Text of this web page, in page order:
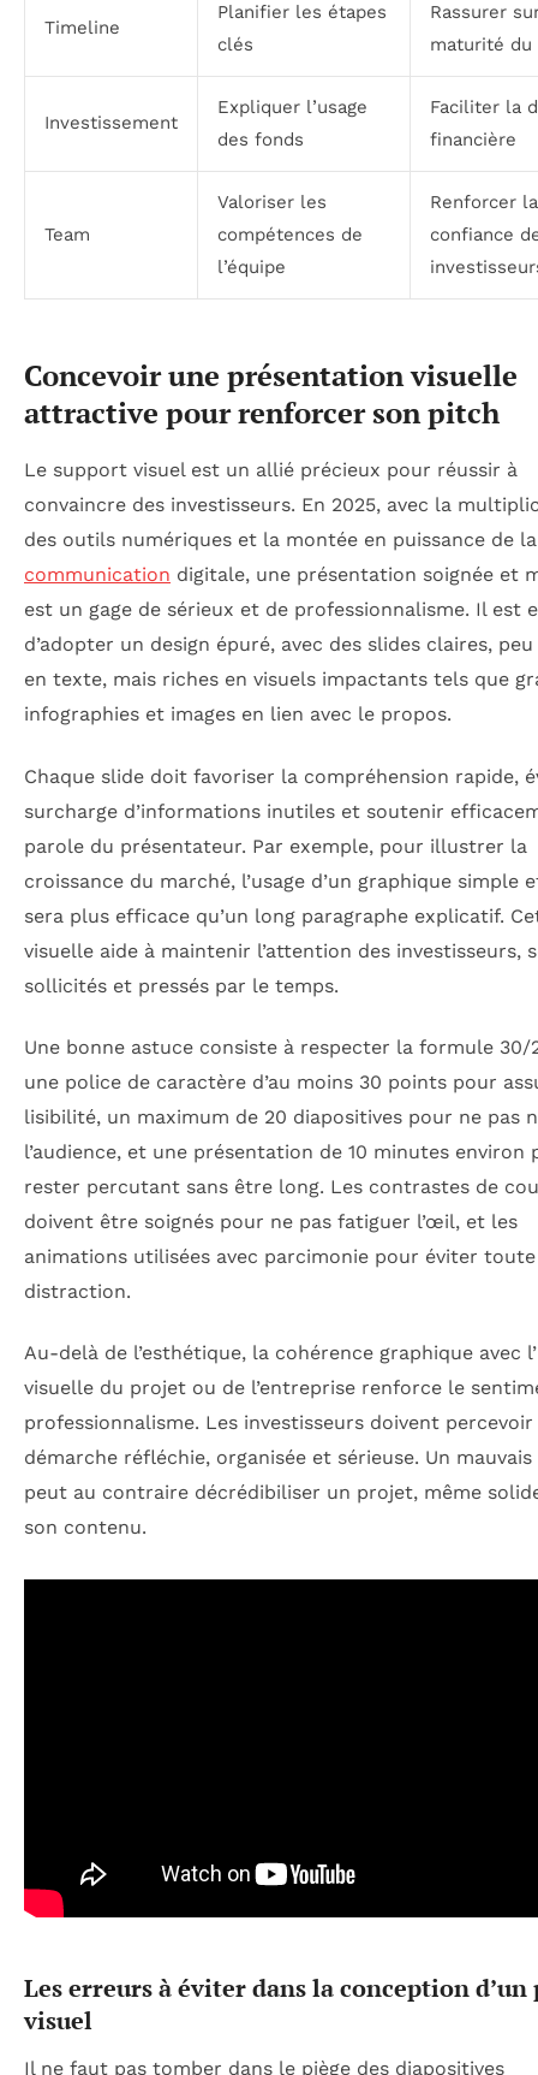
Timeline
Planifier les étapes
clés
Rassurer
maturité du
Investissement
Expliquer l’usage
des fonds
Faciliter la
financière
Team
Valoriser les
compétences de
l’équipe
Renforcer la
confiance
Concevoir une présentation visuelle
attractive pour renforcer son pitch
Le support visuel est un allié précieux pour réussir à
convaincre des investisseurs. En 2025, avec la
des outils numériques et la montée en puissance de la
communication digitale, une présentation soignée et
est un gage de sérieux et de professionnalisme. Il est
d’adopter un design épuré, avec des slides claires,
en texte, mais riches en visuels impactants tels que
infographies et images en lien avec le propos.
Chaque slide doit favoriser la compréhension rapide,
surcharge d’informations inutiles et soutenir
parole du présentateur. Par exemple, pour illustrer la
croissance du marché, l’usage d’un graphique simple
sera plus efficace qu’un long paragraphe explicatif.
visuelle aide à maintenir l’attention des investisseurs,
sollicités et pressés par le temps.
Une bonne astuce consiste à respecter la formule 30/
une police de caractère d’au moins 30 points pour
lisibilité, un maximum de 20 diapositives pour ne pas
l’audience, et une présentation de 10 minutes environ
rester percutant sans être long. Les contrastes de
doivent être soignés pour ne pas fatiguer l’œil, et les
animations utilisées avec parcimonie pour éviter toute
distraction.
Au-delà de l’esthétique, la cohérence graphique avec
visuelle du projet ou de l’entreprise renforce le
professionnalisme. Les investisseurs doivent percevoir
démarche réfléchie, organisée et sérieuse. Un mauvais
peut au contraire décrédibiliser un projet, même
son contenu.
Les erreurs à éviter dans la conception
visuel
Il ne faut pas tomber dans le piège des diapositives